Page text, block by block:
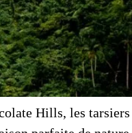
Hills, les tarsiers